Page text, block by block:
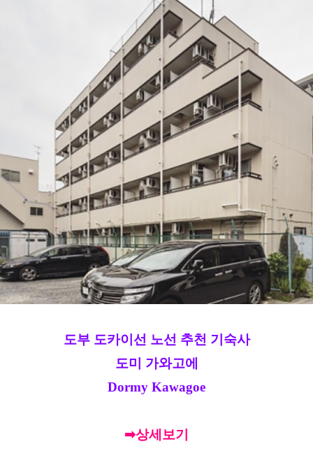
도부 도카이선 노선 추천 기숙사
도미 가와고에
Dormy Kawagoe
➡상세보기